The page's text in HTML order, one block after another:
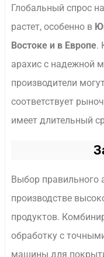
Глобальный спрос
растет, особенно в
Востоке и в Европе.
арахис с надежной
производители
соответствует
имеет длительный
Выбор правильного
производстве
продуктов.
обработку с
машины для